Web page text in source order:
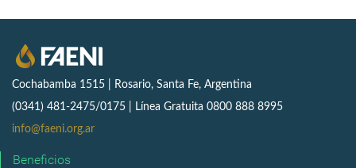
Cochabamba 1515 | Rosario, Santa Fe, Argentina
(0341) 481-2475/0175 | Línea Gratuita 0800 888 8995
info@faeni.org.ar
Beneficios